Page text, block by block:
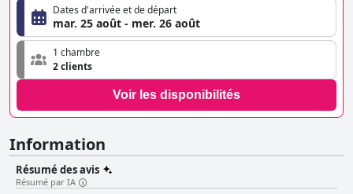
Dates d'arrivée et de départ
mar. 25 août - mer. 26 août
1 chambre
2 clients
Voir les disponibilités
Information
Résumé des avis
Résumé par IA